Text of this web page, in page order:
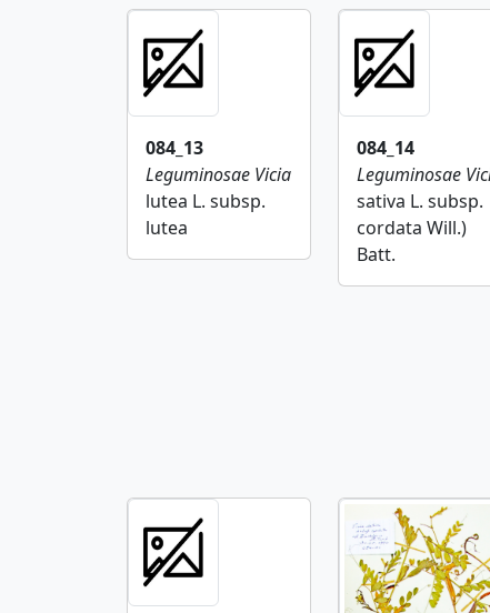
084_13
Leguminosae Vicia
lutea L. subsp.
lutea
084_14
Leguminosae
sativa L. subsp.
cordata Will.)
Batt.